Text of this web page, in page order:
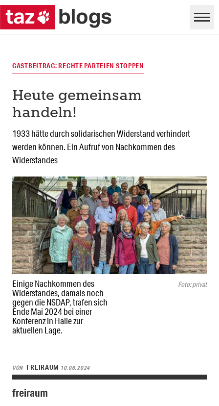
Einige Nachkommen des
Widerstandes, damals noch
gegen die NSDAP, trafen sich
Ende Mai 2024 bei einer
Konferenz in Halle zur
aktuellen Lage.
Foto: privat
GASTBEITRAG: RECHTE PARTEIEN STOPPEN
Heute gemeinsam
handeln!
1933 hätte durch solidarischen Widerstand verhindert
werden können. Ein Aufruf von Nachkommen des
Widerstandes
VON FREIRAUM 10.06.2024
freiraum